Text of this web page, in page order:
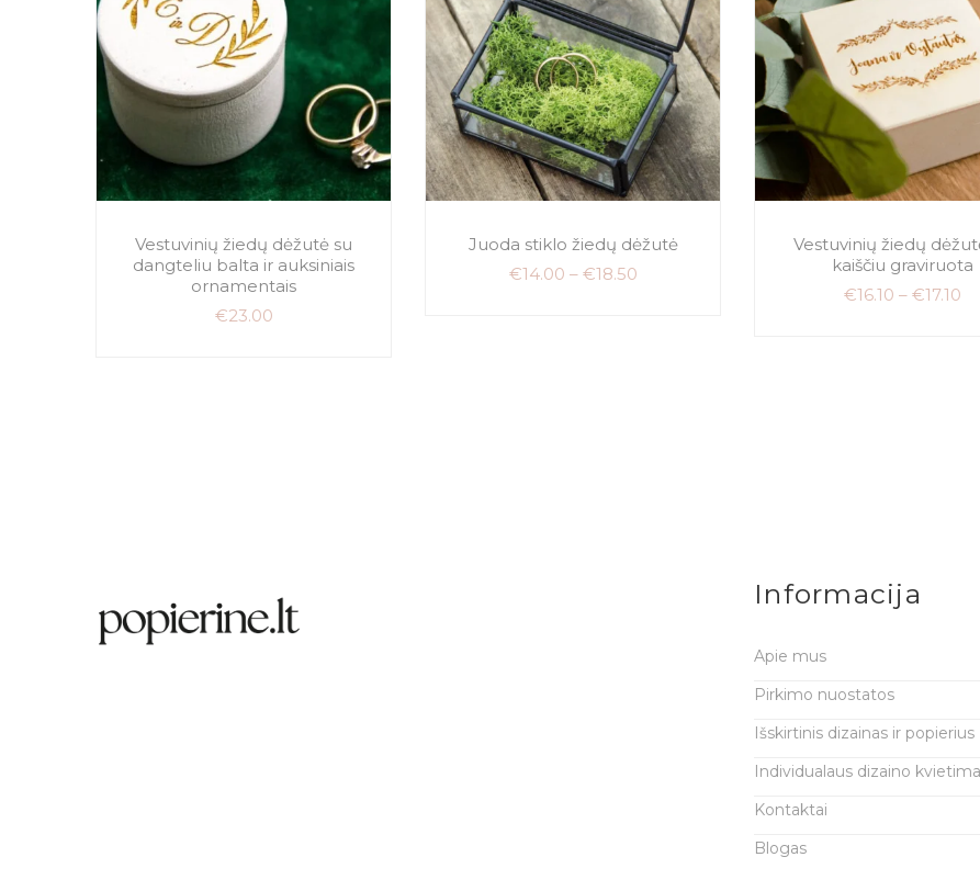
Vestuvinių žiedų dėžutė su
dangteliu balta ir auksiniais
ornamentais
€23.00
Juoda stiklo žiedų dėžutė
€14.00 – €18.50
Vestuvinių žiedų
kaiščiu graviruota
€16.10 – €17.10
Informacija
Apie mus
Pirkimo nuostatos
Išskirtinis dizainas ir popierius
Individualaus dizaino
Kontaktai
Blogas